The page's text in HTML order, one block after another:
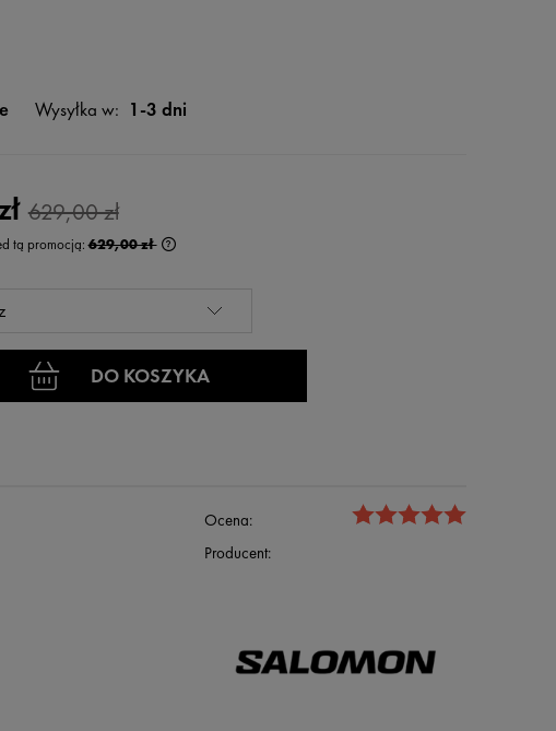
Wysyłka w: 1-3 dni
629,00 zł
tą promocją:629,00 zł
cena od momentu,
DO KOSZYKA
Ocena:
Producent: